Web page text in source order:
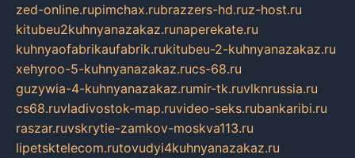
zed-online.rupimchax.rubrazzers-hd.ruz-host.ru
kitubeu2kuhnyanazakaz.runaperekate.ru
kuhnyaofabrikaufabrik.rukitubeu-2-kuhnyanazakaz.ru
xehyroo-5-kuhnyanazakaz.rucs-68.ru
guzywia-4-kuhnyanazakaz.rumir-tk.ruvlknrussia.ru
cs68.ruvladivostok-map.ruvideo-seks.rubankaribi.ru
raszar.ruvskrytie-zamkov-moskva113.ru
lipetsktelecom.rutovudyi4kuhnyanazakaz.ru